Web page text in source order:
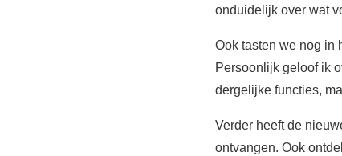
onduidelijk over wat
Ook tasten we nog in
Persoonlijk geloof ik
dergelijke functies,
Verder heeft de
ontvangen. Ook